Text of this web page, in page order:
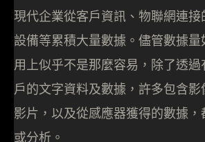
現代企業從客戶資訊、物聯網連
設備等累積大量數據。儘管數據
用上似乎不是那麼容易，除了透
戶的文字資料及數據，許多包含影
影片，以及從感應器獲得的數據
或分析。